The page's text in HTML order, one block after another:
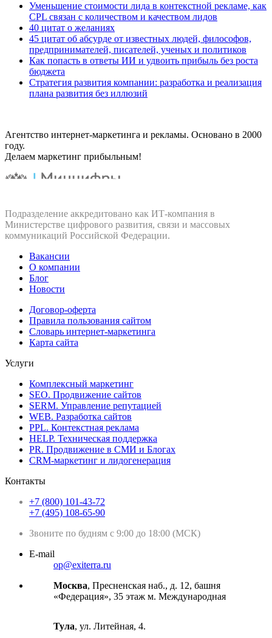
Уменьшение стоимости лида в контекстной рекламе, как
CPL связан с количеством и качеством лидов
40 цитат о желаниях
45 цитат об абсурде от известных людей, философов,
предпринимателей, писателей, ученых и политиков
Как попасть в ответы ИИ и удвоить прибыль без роста
бюджета
Стратегия развития компании: разработка и реализация
плана развития без иллюзий
Агентство интернет-маркетинга и рекламы. Основано в 2000
году.
Делаем маркетинг прибыльным!
Подразделение аккредитовано как ИТ‑компания в
Министерстве цифрового развития, связи и массовых
коммуникаций Российской Федерации.
Вакансии
О компании
Блог
Новости
Договор-оферта
Правила пользования сайтом
Словарь интернет-маркетинга
Карта сайта
Услуги
Комплексный маркетинг
SEO. Продвижение сайтов
SERM. Управление репутацией
WEB. Разработка сайтов
PPL. Контекстная реклама
HELP. Техническая поддержка
PR. Продвижение в СМИ и Блогах
CRM-маркетинг и лидогенерация
Контакты
+7 (800) 101-43-72
+7 (495) 108-65-90
Звоните по будням с 9:00 до 18:00 (МСК)
E-mail
op@exiterra.ru
Москва, Пресненская наб., д. 12, башня
«Федерация», 35 этаж м. Международная
Тула, ул. Литейная, 4.